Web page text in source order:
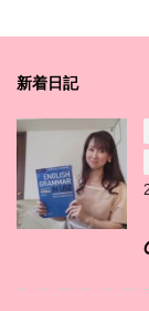
新着日記